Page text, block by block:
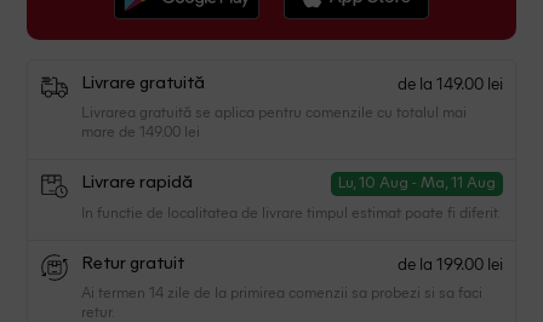
Livrare gratuită de la 149.00 lei
Livrarea gratuită se aplica pentru comenzile cu totalul mai
mare de 149.00 lei
Livrare rapidă Lu, 10 Aug - Ma, 11 Aug
In functie de localitatea de livrare timpul estimat poate fi diferit.
Retur gratuit de la 199.00 lei
Ai termen 14 zile de la primirea comenzii sa probezi si sa faci
retur.